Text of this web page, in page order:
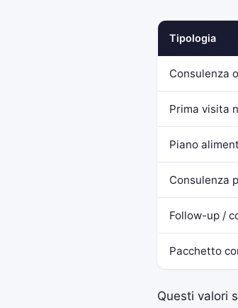
Tipologia
Consulenza
Prima visita
Piano
Consulenza
Follow-up /
Pacchetto
Questi valori